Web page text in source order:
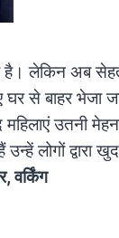
है। लेकिन अब
से बाहर भेजा जा
उतनी
लोगों
वर्किंग